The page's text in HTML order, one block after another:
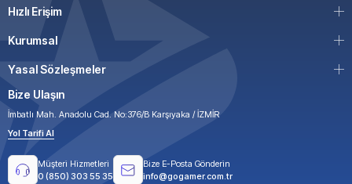
Hızlı Erişim
Kurumsal
Yasal Sözleşmeler
Bize Ulaşın
İmbatlı Mah. Anadolu Cad. No:376/B Karşıyaka / İZMİR
Yol Tarifi Al
Müşteri Hizmetleri
0 (850) 303 55 35
Bize E-Posta Gönderin
info@gogamer.com.tr